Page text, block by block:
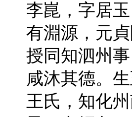
李崑，字居
有淵源，元
授同知泗州
咸沐其德。
王氏，知化